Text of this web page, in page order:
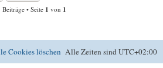
Beiträge • Seite 1 von 1
Alle Zeiten sindUTC+02:00
Cookies löschen